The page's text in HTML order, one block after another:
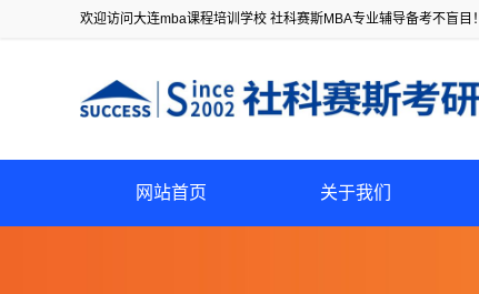
欢迎访问大连mba课程培训学校 社科赛斯MBA专业辅导备考不盲目！
网站首页 关于我们